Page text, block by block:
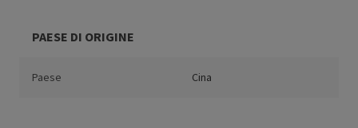
PAESE DI ORIGINE
Paese Cina